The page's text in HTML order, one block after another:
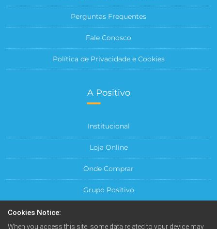
Perguntas Frequentes
Fale Conosco
Política de Privacidade e Cookies
A Positivo
Institucional
Loja Online
Onde Comprar
Grupo Positivo
Cookies Notice:
When you access this site, some data related to your device may